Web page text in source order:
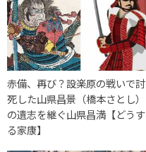
赤備、再び？設楽原の戦いで討
死した山県昌景（橋本さとし）
の遺志を継ぐ山県昌満【どうす
る家康】